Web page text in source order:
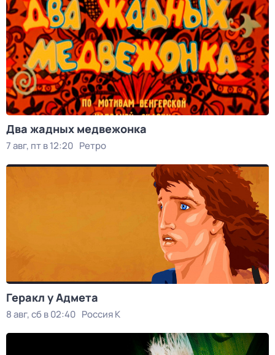
Два жадных медвежонка
7 авг, пт в 12:20 Ретро
Геракл у Адмета
8 авг, сб в 02:40 Россия К